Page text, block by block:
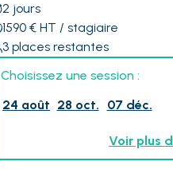
2 jours
1590€ HT / stagiaire
3 places restantes
Choisissez une session :
24 août 28 oct. 07 déc.
Voir plus